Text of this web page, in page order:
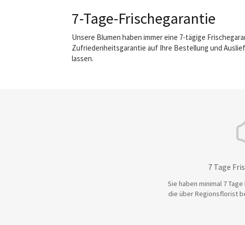
7-Tage-Frischegarantie
Unsere Blumen haben immer eine 7-tägige
Zufriedenheitsgarantie auf Ihre Bestellung und
lassen.
7 Tage
Sie haben minimal 7
die über Regionsflorist